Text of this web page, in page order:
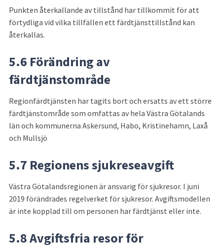
Punkten återkallande av tillstånd har tillkommit för att
förtydliga vid vilka tillfällen ett färdtjänsttillstånd kan
återkallas.
5.6 Förändring av
färdtjänstområde
Regionfärdtjänsten har tagits bort och ersatts av ett större
färdtjänstområde som omfattas av hela Västra Götalands
län och kommunerna Askersund, Habo, Kristinehamn, Laxå
och Mullsjö
5.7 Regionens sjukreseavgift
Västra Götalandsregionen är ansvarig för sjukresor. I juni
2019 förändrades regelverket för sjukresor. Avgiftsmodellen
är inte kopplad till om personen har färdtjänst eller inte.
5.8 Avgiftsfria resor för